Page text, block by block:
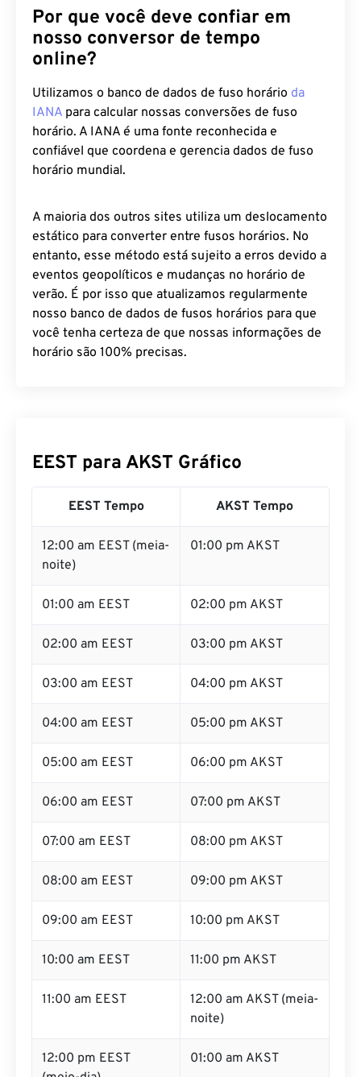
Por que você deve confiar em
nosso conversor de tempo
online?
Utilizamos o banco de dados de fuso horário da
IANA para calcular nossas conversões de fuso
horário. A IANA é uma fonte reconhecida e
confiável que coordena e gerencia dados de fuso
horário mundial.
A maioria dos outros sites utiliza um deslocamento
estático para converter entre fusos horários. No
entanto, esse método está sujeito a erros devido a
eventos geopolíticos e mudanças no horário de
verão. É por isso que atualizamos regularmente
nosso banco de dados de fusos horários para que
você tenha certeza de que nossas informações de
horário são 100% precisas.
EEST para AKST Gráfico
EEST Tempo AKST Tempo
12:00 am EEST (meia-
noite)
01:00 pm AKST
01:00 am EEST 02:00 pm AKST
02:00 am EEST 03:00 pm AKST
03:00 am EEST 04:00 pm AKST
04:00 am EEST 05:00 pm AKST
05:00 am EEST 06:00 pm AKST
06:00 am EEST 07:00 pm AKST
07:00 am EEST 08:00 pm AKST
08:00 am EEST 09:00 pm AKST
09:00 am EEST 10:00 pm AKST
10:00 am EEST 11:00 pm AKST
11:00 am EEST
12:00 am AKST (meia-
noite)
12:00 pm EEST
01:00 am AKST